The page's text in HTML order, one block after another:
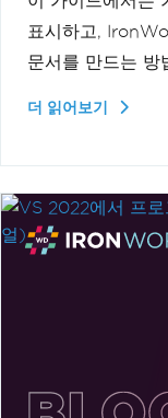
표시하고,
문서를 만드는 방
더 읽어보기